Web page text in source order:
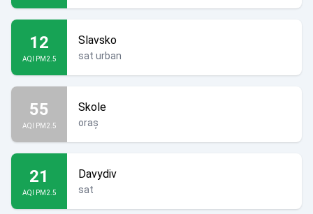
12
AQI PM2.5
Slavsko
sat urban
55
AQI PM2.5
Skole
oraș
21
AQI PM2.5
Davydiv
sat